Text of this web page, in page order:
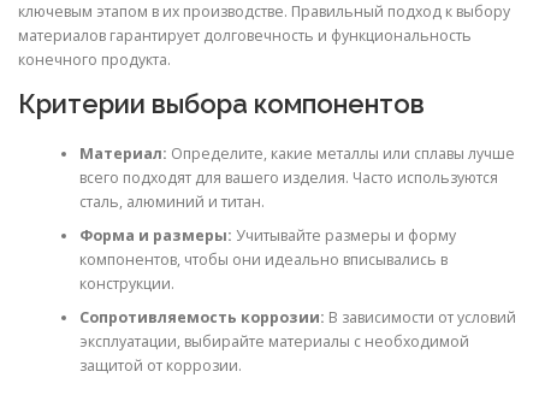
ключевым этапом в их производстве. Правильный подход к выбору
материалов гарантирует долговечность и функциональность
конечного продукта.
Критерии выбора компонентов
Материал: Определите, какие металлы или сплавы лучше
всего подходят для вашего изделия. Часто используются
сталь, алюминий и титан.
Форма и размеры: Учитывайте размеры и форму
компонентов, чтобы они идеально вписывались в
конструкции.
Сопротивляемость коррозии: В зависимости от условий
эксплуатации, выбирайте материалы с необходимой
защитой от коррозии.